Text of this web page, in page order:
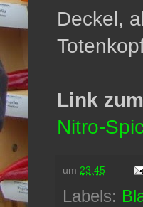
Deckel,
Link
Nitro-
um 23:45
Labels: